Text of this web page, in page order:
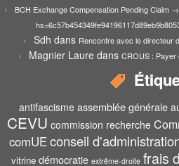
BCH Exchange Compensation Pending Claim
Sdh dans Rencontre avec le directeur
Magnier Laure dans CROUS : Payer
antifascisme assemblée générale
CEVU commission recherche
comUEconseil
vitrine démocratie extrême-droite frais